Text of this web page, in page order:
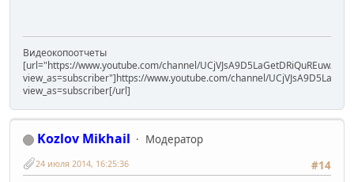
Видеокопоотчеты
[url="https://www.youtube.com/channel/UCjVJsA9D5LaGetDRiQuREuw/
view_as=subscriber"]https://www.youtube.com/channel/
view_as=subscriber[/url]
Kozlov Mikhail
Модератор
#14
24 июля 2014, 16:25:36